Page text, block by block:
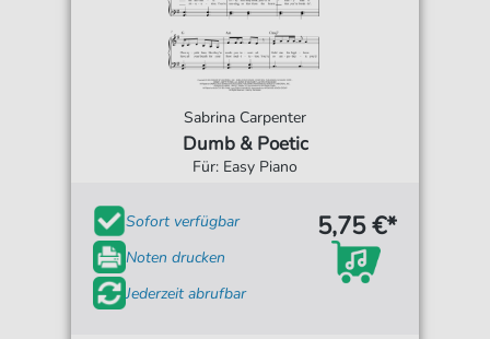
Sabrina Carpenter
Dumb & Poetic
Für: Easy Piano
Sofort verfügbar
Noten drucken
Jederzeit abrufbar
5,75 €*